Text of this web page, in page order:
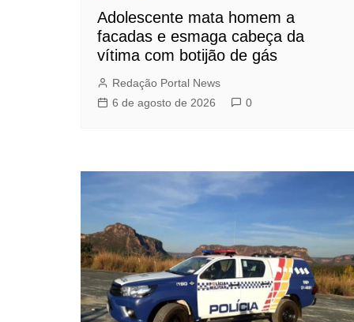
Adolescente mata homem a
facadas e esmaga cabeça da
vítima com botijão de gás
Redação Portal News
6 de agosto de 2026
0